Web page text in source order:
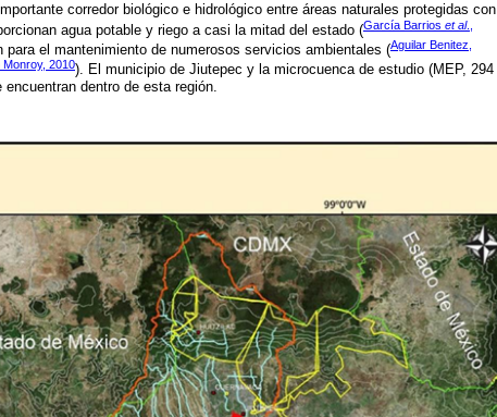
corredor biológico e hidrológico entre áreas naturales protegidas con
agua potable y riego a casi la mitad del estado (García Barrios et al.,
el mantenimiento de numerosos servicios ambientales (Aguilar Benitez,
Monroy, 2010). El municipio de Jiutepec y la microcuenca de estudio (MEP, 294
encuentran dentro de esta región.